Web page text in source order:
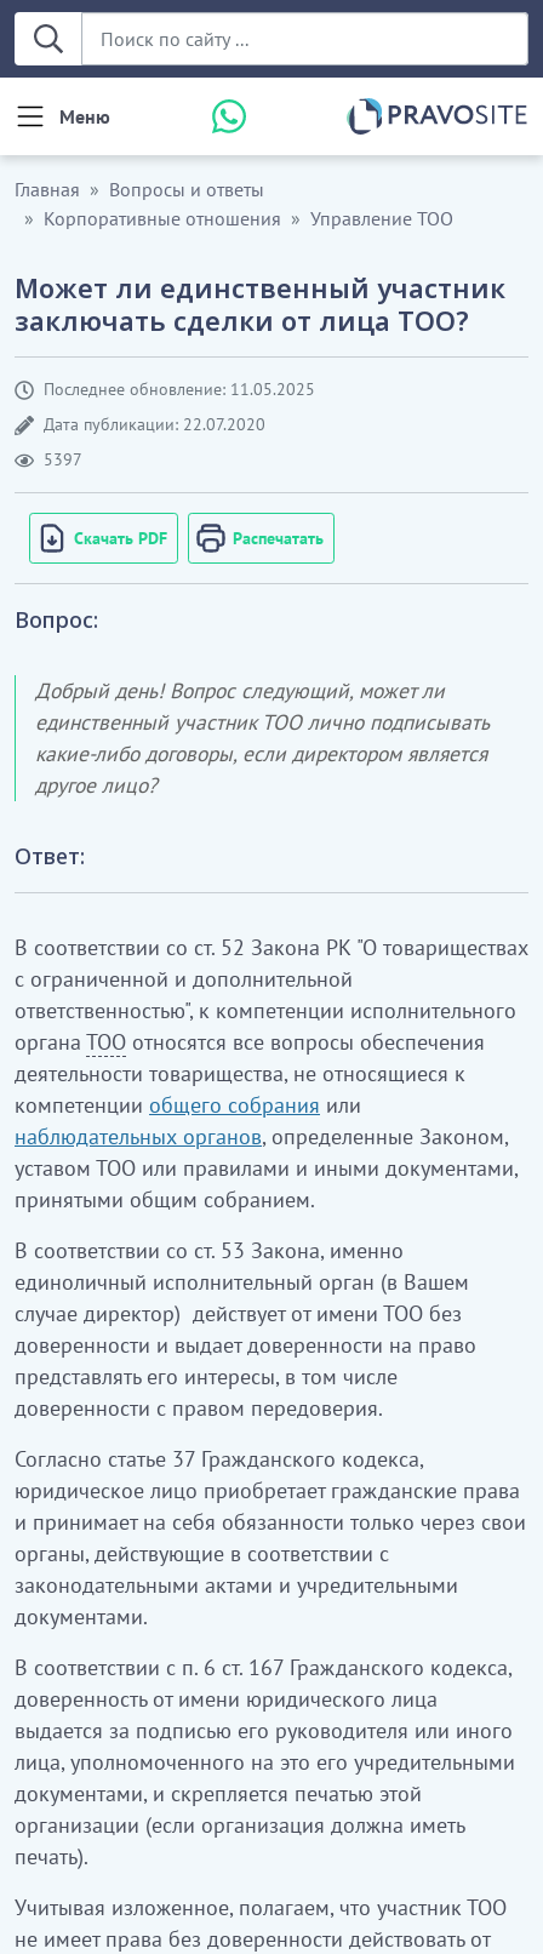
Меню
Главная
Вопросы и ответы
Корпоративные отношения
Управление ТОО
Может ли единственный участник
заключать сделки от лица ТОО?
Последнее обновление: 11.05.2025
Дата публикации: 22.07.2020
5397
Скачать PDF Распечатать
Вопрос:
Добрый день! Вопрос следующий, может ли
единственный участник ТОО лично подписывать
какие-либо договоры, если директором является
другое лицо?
Ответ:
В соответствии со ст. 52 Закона РК "О товариществах
с ограниченной и дополнительной
ответственностью", к компетенции исполнительного
органа ТОО относятся все вопросы обеспечения
деятельности товарищества, не относящиеся к
компетенции общего собрания или
наблюдательных органов, определенные Законом,
уставом ТОО или правилами и иными документами,
принятыми общим собранием.
В соответствии со ст. 53 Закона, именно
единоличный исполнительный орган (в Вашем
случае директор) действует от имени ТОО без
доверенности и выдает доверенности на право
представлять его интересы, в том числе
доверенности с правом передоверия.
Согласно статье 37 Гражданского кодекса,
юридическое лицо приобретает гражданские права
и принимает на себя обязанности только через свои
органы, действующие в соответствии с
законодательными актами и учредительными
документами.
В соответствии с п. 6 ст. 167 Гражданского кодекса,
доверенность от имени юридического лица
выдается за подписью его руководителя или иного
лица, уполномоченного на это его учредительными
документами, и скрепляется печатью этой
организации (если организация должна иметь
печать).
Учитывая изложенное, полагаем, что участник ТОО
не имеет права без доверенности действовать от